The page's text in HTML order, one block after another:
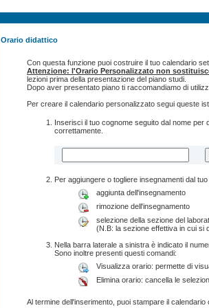
Orario didattico
Con questa funzione puoi costruire il tuo calendario
Attenzione: l'Orario Personalizzato non
lezioni prima della presentazione del piano studi.
Dopo aver presentato piano ti raccomandiamo di
Per creare il calendario personalizzato segui queste
Inserisci il tuo cognome seguito dal nome per
correttamente.
Per aggiungere o togliere insegnamenti dal
aggiunta dell'insegnamento
rimozione dell'insegnamento
selezione della sezione del
(N.B: la sezione effettiva in cui si
Nella barra laterale a sinistra è indicato il
Sono inoltre presenti questi comandi:
Visualizza orario: permette di
Elimina orario: cancella le
Al termine dell'inserimento, puoi stampare il calendario